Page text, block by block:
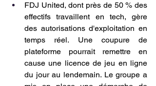
FDJ United, dont près de 50 % des
effectifs travaillent en tech, gère
des autorisations d'exploitation en
temps réel. Une coupure de
plateforme pourrait remettre en
cause une licence de jeu en ligne
du jour au lendemain. Le groupe a